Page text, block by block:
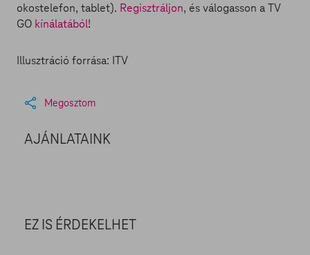
okostelefon, tablet). Regisztráljon, és válogasson a TV
GO kínálatából!
Illusztráció forrása: ITV
Megosztom
AJÁNLATAINK
EZ IS ÉRDEKELHET